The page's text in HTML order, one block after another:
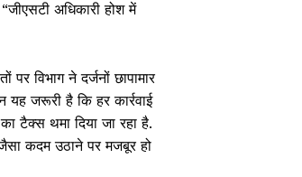
News
अधिकारी होश में
विभाग ने दर्जनों छापामार
यह जरूरी है कि हर कार्रवाई
टैक्स थमा दिया जा रहा है.
कदम उठाने पर मजबूर हो